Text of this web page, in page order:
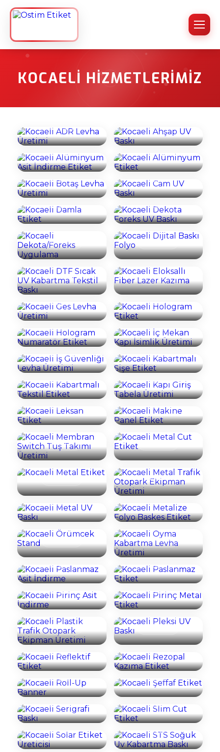
KOCAELI HIZMETLERIMIZ
Levha Üretimi
İncele
Baskı
İncele
İndirme Etiket
İncele
Etiket
İncele
Levha Üretimi
İncele
Baskı
İncele
Etiket
İncele
Foreks UV Baskı
İncele
Dekota/Foreks
Uygulama
İncele
Kocaeli Dijital
Baskı Folyo
İncele
Kocaeli DTF Sıcak
UV Kabartma
Tekstil Baskı
İncele
Kocaeli Eloksallı
Fiber Lazer
Kazıma
İncele
Kocaeli Ges Levha
Üretimi
İncele
Kocaeli Hologram
Etiket
İncele
Numaratör Etiket
İncele
Kocaeli İç Mekan
Üretimi
İncele
Kocaeli İş
Üretimi
İncele
Kocaeli
Kabartmalı Şişe
Etiket
İncele
Kocaeli
Kabartmalı
Tekstil Etiket
İncele
Tabela Üretimi
İncele
Etiket
İncele
Panel Etiket
İncele
Switch Tuş Takımı
Üretimi
İncele
Kocaeli Metal Cut
Etiket
Kocaeli Metal
Etiket
Kocaeli Metal
Trafik Otopark
Ekipman Üretimi
İncele
Kocaeli Metal UV
Baskı
İncele
Folyo Baskes
Etiket
İncele
Kocaeli Örümcek
Stand
Kabartma Levha
Üretimi
İncele
Paslanmaz Asit
İndirme
İncele
Kocaeli
Paslanmaz Etiket
İncele
İndirme
İncele
Metal Etiket
İncele
Trafik Otopark
Ekipman Üretimi
İncele
Kocaeli Pleksi UV
Baskı
Kocaeli Reflektif
Etiket
İncele
Kocaeli Rezopal
Kazıma Etiket
İncele
Banner
İncele
Etiket
İncele
Baskı
İncele
Etiket
İncele
Etiket Üreticisi
İncele
Kocaeli STS
Kabartma Baskı
İncele
Uyarı İşaretleri
Üretimi
Kocaeli Tesa
Etiket